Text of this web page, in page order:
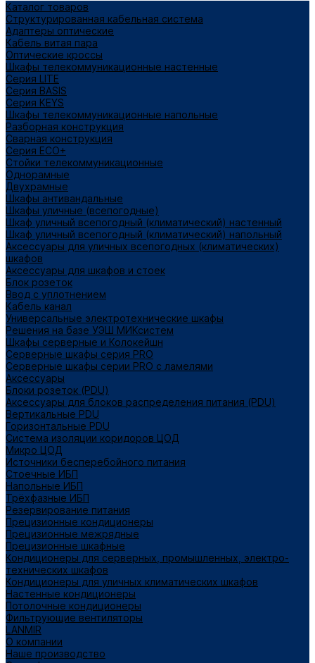
Каталог товаров
Структурированная кабельная система
Адаптеры оптические
Кабель витая пара
Оптические кроссы
Шкафы телекоммуникационные настенные
Cерия LITE
Cерия BASIS
Cерия KEYS
Шкафы телекоммуникационные напольные
Разборная конструкция
Сварная конструкция
Серия ECO+
Стойки телекоммуникационные
Однорамные
Двухрамные
Шкафы антивандальные
Шкафы уличные (всепогодные)
Шкаф уличный всепогодный (климатический) настенный
Шкаф уличный всепогодный (климатический) напольный
Аксессуары для уличных всепогодных (климатических)
шкафов
Аксессуары для шкафов и стоек
Блок розеток
Ввод с уплотнением
Кабель канал
Универсальные электротехнические шкафы
Решения на базе УЭШ МИКсистем
Шкафы серверные и Колокейшн
Серверные шкафы серия PRO
Серверные шкафы серии PRO с ламелями
Аксессуары
Блоки розеток (PDU)
Аксессуары для блоков распределения питания (PDU)
Вертикальные PDU
Горизонтальные PDU
Система изоляции коридоров ЦОД
Микро ЦОД
Источники бесперебойного питания
Стоечные ИБП
Напольные ИБП
Трёхфазные ИБП
Резервирование питания
Прецизионные кондиционеры
Прецизионные межрядные
Прецизионные шкафные
Кондиционеры для серверных, промышленных, электро-
технических шкафов
Кондиционеры для уличных климатических шкафов
Настенные кондиционеры
Потолочные кондиционеры
Фильтрующие вентиляторы
LANMIR
О компании
Наше производство